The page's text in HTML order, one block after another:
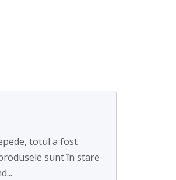
totul a fost
sunt în stare